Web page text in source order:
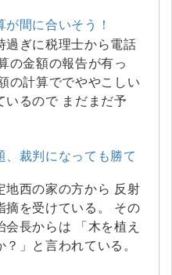
が間に合いそう！
過ぎに税理士から電話
の金額の報告が有っ
の計算ででややこしい
いるので まだまだ予
、裁判になっても勝て
地西の家の方から 反射
摘を受けている。 その
会長からは 「木を植え
？」と言われている。